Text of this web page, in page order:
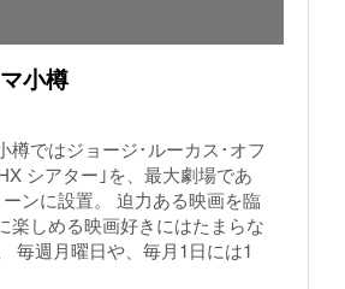
小樽
樽ではジョージ･ルーカス･オフ
シアター｣を、最大劇場であ
ンに設置。 迫力ある映画を臨
楽しめる映画好きにはたまらな
毎週月曜日や、毎月1日には1